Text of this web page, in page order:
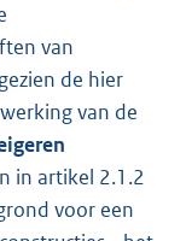
van
de hier
van de
in artikel 2.1.2
voor een